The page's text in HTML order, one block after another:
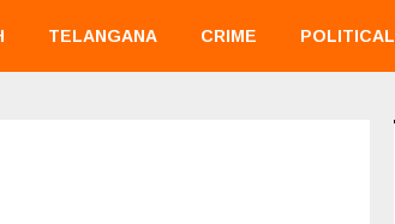
TELANGANA CRIME POLITICAL